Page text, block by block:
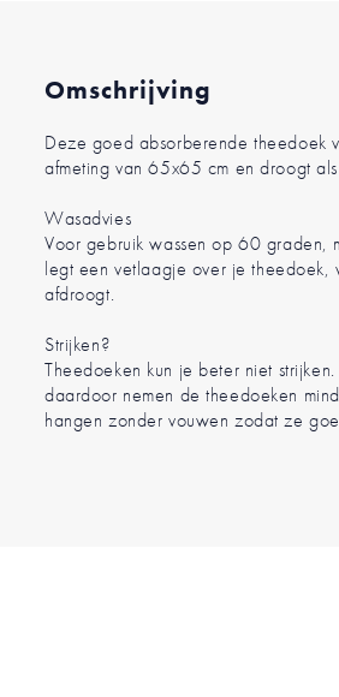
afbeeldingen-
Omschrijving
Deze goed absorberende theedoek
afmeting van 65x65 cm en droogt
Wasadvies
Voor gebruik wassen op 60 graden,
legt een vetlaagje over je
afdroogt.
Strijken?
Theedoeken kun je beter niet
daardoor nemen de theedoeken
hangen zonder vouwen zodat ze